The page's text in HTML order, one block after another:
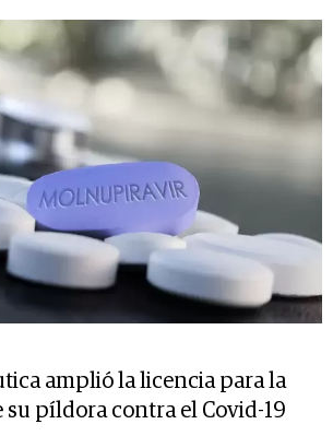
amplió la licencia para la
su píldora contra el Covid-19